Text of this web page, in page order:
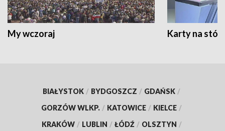
My wczoraj Karty na
BIAŁYSTOK / BYDGOSZCZ / GDAŃSK /
GORZÓW WLKP. / KATOWICE / KIELCE /
KRAKÓW / LUBLIN / ŁÓDŹ / OLSZTYN /